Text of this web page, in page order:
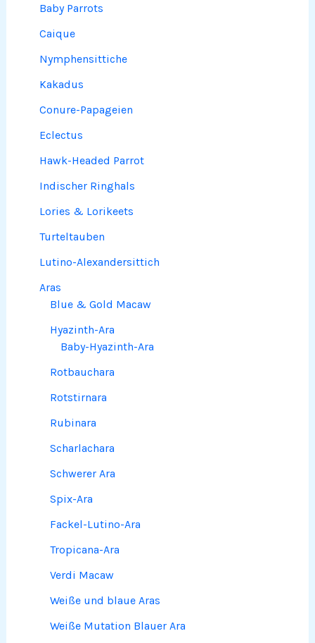
Baby Parrots
Caique
Nymphensittiche
Kakadus
Conure-Papageien
Eclectus
Hawk-Headed Parrot
Indischer Ringhals
Lories & Lorikeets
Turteltauben
Lutino-Alexandersittich
Aras
Blue & Gold Macaw
Hyazinth-Ara
Baby-Hyazinth-Ara
Rotbauchara
Rotstirnara
Rubinara
Scharlachara
Schwerer Ara
Spix-Ara
Fackel-Lutino-Ara
Tropicana-Ara
Verdi Macaw
Weiße und blaue Aras
Weiße Mutation Blauer Ara